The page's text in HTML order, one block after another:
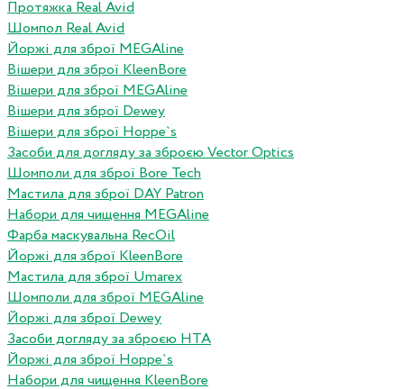
Протяжка Real Avid
Шомпол Real Avid
Йоржі для зброї MEGAline
Вішери для зброї KleenBore
Вішери для зброї MEGAline
Вішери для зброї Dewey
Вішери для зброї Hoppe`s
Засоби для догляду за зброєю Vector Optics
Шомполи для зброї Bore Tech
Мастила для зброї DAY Patron
Набори для чищення MEGAline
Фарба маскувальна RecOil
Йоржі для зброї KleenBore
Мастила для зброї Umarex
Шомполи для зброї MEGAline
Йоржі для зброї Dewey
Засоби догляду за зброєю HTA
Йоржі для зброї Hoppe`s
Набори для чищення KleenBore